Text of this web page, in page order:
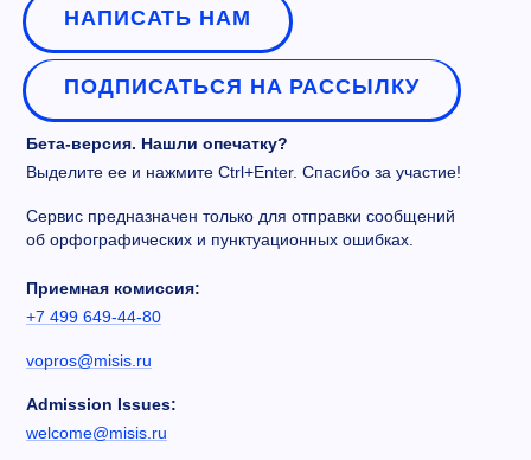
НАПИСАТЬ НАМ
ПОДПИСАТЬСЯ НА РАССЫЛКУ
Бета-версия. Нашли опечатку?
Выделите ее и нажмите Ctrl+Enter. Спасибо за участие!
Сервис предназначен только для отправки сообщений
об орфографических и пунктуационных ошибках.
Приемная комиссия:
+7 499 649-44-80
vopros@misis.ru
Admission Issues:
welcome@misis.ru